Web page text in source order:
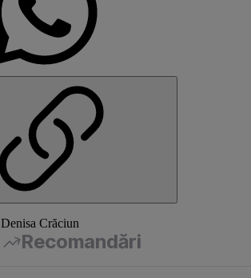
Denisa Crăciun
Recomandări